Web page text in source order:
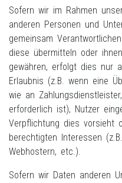
Sofern wir im Rahmen
anderen Personen und
gemeinsam
diese übermitteln oder
gewähren, erfolgt dies nur
Erlaubnis (z.B. wenn eine
wie an
erforderlich ist), Nutzer
Verpflichtung dies vorsieht
berechtigten Interessen
Webhostern, etc.).
Sofern wir Daten anderen